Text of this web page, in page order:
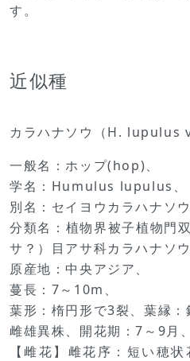
す。
近似種
カラハナソウ（H. lupulus
一般名：ホップ(hop)、
学名：Humulus lupulus、
別名：セイヨウカラハナソ
分類名：植物界被子植物門
サ？）目アサ科カラハナソ
原産地：中央アジア、
蔓長：7～10m、
葉形：楕円形で3裂、葉縁：
雌雄異株、開花期：7～9月、
【雌花】雌花序：短い穂